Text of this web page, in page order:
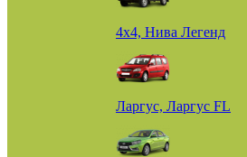
4х4, Нива Легенд
Ларгус, Ларгус FL